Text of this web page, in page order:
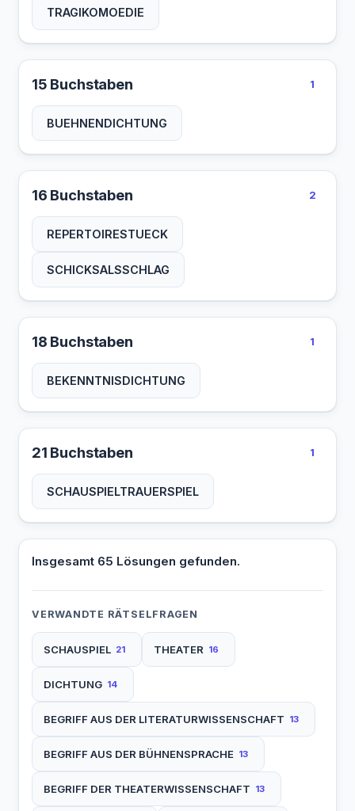
TRAGIKOMOEDIE
15 Buchstaben 1
BUEHNENDICHTUNG
16 Buchstaben 2
REPERTOIRESTUECK
SCHICKSALSSCHLAG
18 Buchstaben 1
BEKENNTNISDICHTUNG
21 Buchstaben 1
SCHAUSPIELTRAUERSPIEL
Insgesamt 65 Lösungen gefunden.
VERWANDTE RÄTSELFRAGEN
SCHAUSPIEL 21 THEATER 16
DICHTUNG 14
BEGRIFF AUS DER LITERATURWISSENSCHAFT 13
BEGRIFF AUS DER BÜHNENSPRACHE 13
BEGRIFF DER THEATERWISSENSCHAFT 13